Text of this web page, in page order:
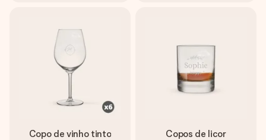
Copo de vinho tinto Copos de licor